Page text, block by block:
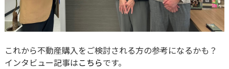
これから不動産購入をご検討される方の参考になるかも？
インタビュー記事はこちらです。